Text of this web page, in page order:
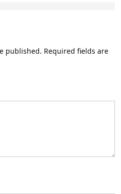
published. Required fields are